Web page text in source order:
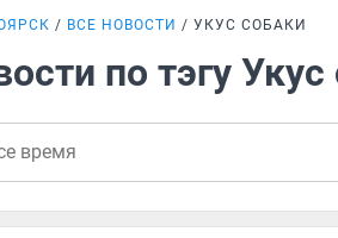
ВСЕ НОВОСТИ УКУС СОБАКИ
по тэгу Укус